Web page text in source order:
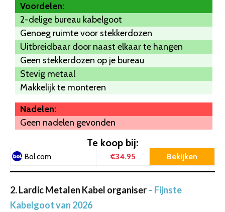
Voordelen:
2-delige bureau kabelgoot
Genoeg ruimte voor stekkerdozen
Uitbreidbaar door naast elkaar te hangen
Geen stekkerdozen op je bureau
Stevig metaal
Makkelijk te monteren
Nadelen:
Geen nadelen gevonden
Te koop bij:
Bol.com €34.95 Bekijken
2. Lardic Metalen Kabel organiser– Fijnste
Kabelgoot van 2026